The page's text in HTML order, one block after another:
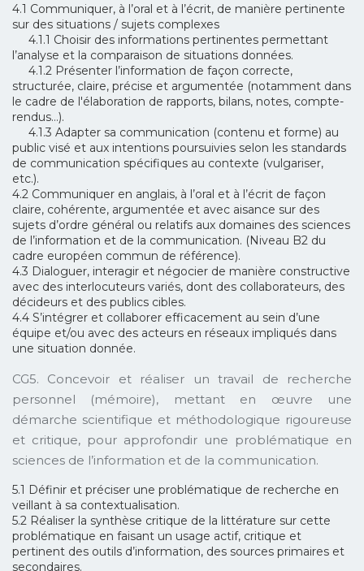
4.1 Communiquer, à l’oral et à l’écrit, de manière pertinente
sur des situations / sujets complexes
4.1.1 Choisir des informations pertinentes permettant
l’analyse et la comparaison de situations données.
4.1.2 Présenter l’information de façon correcte,
structurée, claire, précise et argumentée (notamment dans
le cadre de l'élaboration de rapports, bilans, notes, compte-
rendus…).
4.1.3 Adapter sa communication (contenu et forme) au
public visé et aux intentions poursuivies selon les standards
de communication spécifiques au contexte (vulgariser,
etc.).
4.2 Communiquer en anglais, à l’oral et à l’écrit de façon
claire, cohérente, argumentée et avec aisance sur des
sujets d’ordre général ou relatifs aux domaines des sciences
de l’information et de la communication. (Niveau B2 du
cadre européen commun de référence).
4.3 Dialoguer, interagir et négocier de manière constructive
avec des interlocuteurs variés, dont des collaborateurs, des
décideurs et des publics cibles.
4.4 S’intégrer et collaborer efficacement au sein d’une
équipe et/ou avec des acteurs en réseaux impliqués dans
une situation donnée.
CG5. Concevoir et réaliser un travail de recherche
personnel (mémoire), mettant en œuvre une
démarche scientifique et méthodologique rigoureuse
et critique, pour approfondir une problématique en
sciences de l’information et de la communication.
5.1 Définir et préciser une problématique de recherche en
veillant à sa contextualisation.
5.2 Réaliser la synthèse critique de la littérature sur cette
problématique en faisant un usage actif, critique et
pertinent des outils d’information, des sources primaires et
secondaires.